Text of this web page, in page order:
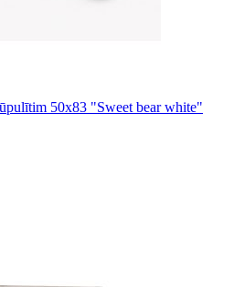
50x83 "Sweet bear white"